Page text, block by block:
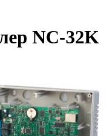
NC-32K